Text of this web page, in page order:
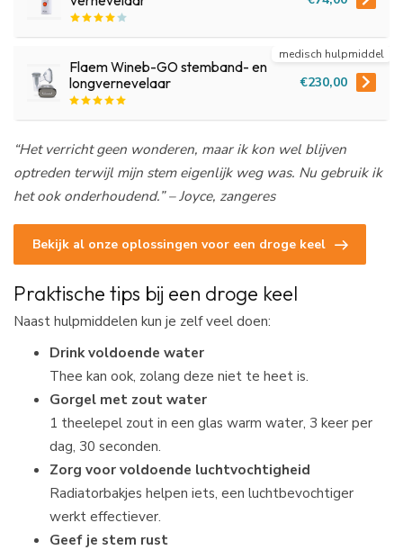
Flaem Wineb-GO stemband- en
longvernevelaar
medisch hulpmiddel
€230,00
“Het verricht geen wonderen, maar ik kon wel blijven
optreden terwijl mijn stem eigenlijk weg was. Nu gebruik ik
het ook onderhoudend.” – Joyce, zangeres
Bekijk al onze oplossingen voor een droge keel
Praktische tips bij een droge keel
Naast hulpmiddelen kun je zelf veel doen:
Drink voldoende water
Thee kan ook, zolang deze niet te heet is.
Gorgel met zout water
1 theelepel zout in een glas warm water, 3 keer per
dag, 30 seconden.
Zorg voor voldoende luchtvochtigheid
Radiatorbakjes helpen iets, een luchtbevochtiger
werkt effectiever.
Geef je stem rust